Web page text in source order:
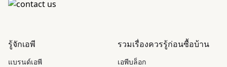
รู้จักเอพี
แบรนด์เอพี
รวมเรื่องควรรู้ก่อนซื้อบ้าน
เอพีบล็อก